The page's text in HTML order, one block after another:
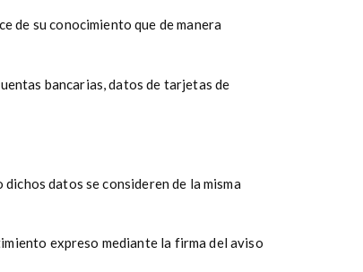
de su conocimiento que de manera
bancarias, datos de tarjetas de
datos se consideren de la misma
expreso mediante la firma del aviso